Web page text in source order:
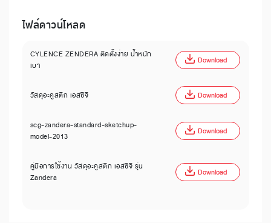
ไฟล์ดาวน์โหลด
CYLENCE ZENDERA ติดตั้งง่าย น้ำหนัก
เบา
Download
วัสดุอะคูสติก เอสซีจี Download
scg-zandera-standard-sketchup-
model-2013
Download
คู่มือการใช้งาน วัสดุอะคูสติก เอสซีจี รุ่น
Zandera
Download